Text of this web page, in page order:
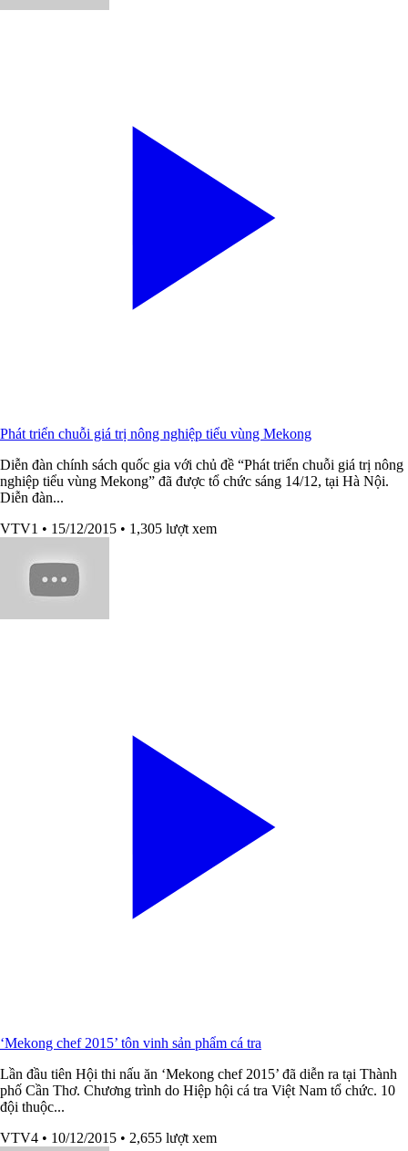
Phát triển chuỗi giá trị nông nghiệp tiểu vùng Mekong
Diễn đàn chính sách quốc gia với chủ đề “Phát triển chuỗi giá trị nông
nghiệp tiểu vùng Mekong” đã được tổ chức sáng 14/12, tại Hà Nội.
Diễn đàn...
VTV1 • 15/12/2015 • 1,305 lượt xem
‘Mekong chef 2015’ tôn vinh sản phẩm cá tra
Lần đầu tiên Hội thi nấu ăn ‘Mekong chef 2015’ đã diễn ra tại Thành
phố Cần Thơ. Chương trình do Hiệp hội cá tra Việt Nam tổ chức. 10
đội thuộc...
VTV4 • 10/12/2015 • 2,655 lượt xem